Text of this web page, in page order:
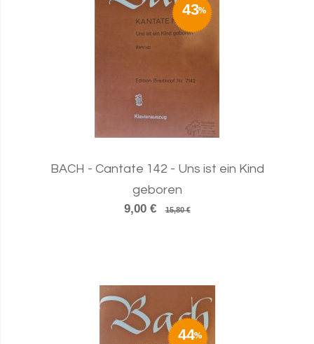
43
BACH - Cantate 142 - Uns ist ein Kind
geboren
9,00 €
15,80 €
44